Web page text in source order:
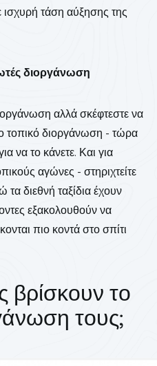
ισχυρή τάση αύξησης της
διοργάνωση
αλλά σκέφτεστε να
τοπικό διοργάνωση - τώρα
να το κάνετε. Και για
αγώνες - στηριχτείτε
διεθνή ταξίδια έχουν
εξακολουθούν να
πιο κοντά στο σπίτι
βρίσκουν το
τους;